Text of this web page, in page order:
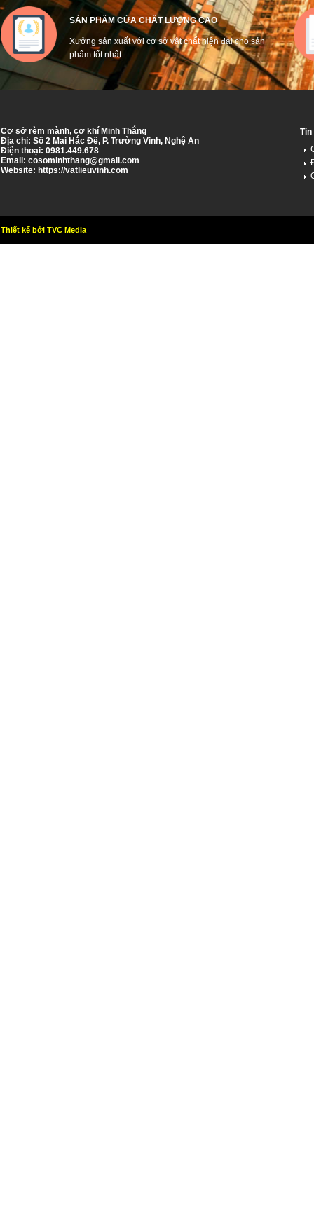
SẢN PHẨM CỬA CHẤT LƯỢNG CAO
Xưởng sản xuất với cơ sở vật chất hiện đại cho sản
phẩm tốt nhất.
Cơ sở rèm mành, cơ khí Minh Thắng
Địa chỉ: Số 2 Mai Hắc Đế, P. Trường Vinh, Nghệ An
Điện thoại: 0981.449.678
Email: cosominhthang@gmail.com
Website: https://vatlieuvinh.com
Thiết kế bởi TVC Media